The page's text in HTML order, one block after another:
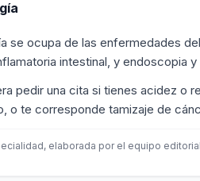
se ocupa de las enfermedades
intestinal, y endoscopia
pedir una cita si tienes acidez o
o te corresponde tamizaje de
elaborada por el equipo